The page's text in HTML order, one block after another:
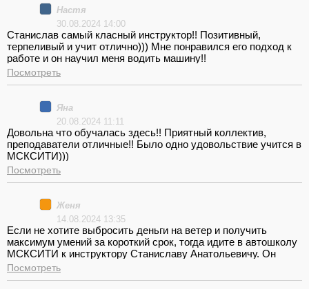
которые присутствовали на всяком занятии. Уверенно
рекомендую.
Настя
30.08.2024 14:00
Станислав самый класный инструктор!! Позитивный,
терпеливый и учит отлично))) Мне понравился его подход к
работе и он научил меня водить машину!!
Посмотреть
Яна
20.08.2024 11:11
Довольна что обучалась здесь!! Приятный коллектив,
преподаватели отличные!! Было одно удовольствие учится в
МСКСИТИ)))
Посмотреть
Женя
14.08.2024 13:35
Если не хотите выбросить деньги на ветер и получить
максимум умений за короткий срок, тогда идите в автошколу
МСКСИТИ к инструктору Станиславу Анатольевичу. Он
точно сделает из вас водителя. Станислав научит на что
обращать внимание, по каким меткам выполнять манёвры и
Посмотреть